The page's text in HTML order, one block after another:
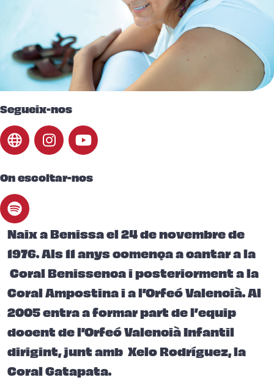
Segueix-nos
On escoltar-nos
Naix a Benissa el 24 de novembre de
1976. Als 11 anys comença a cantar a la
Coral Benissenca i posteriorment a la
Coral Ampostina i a l’Orfeó Valencià. Al
2005 entra a formar part de l’equip
docent de l’Orfeó Valencià Infantil
dirigint, junt amb Xelo Rodríguez, la
Coral Gatapata.